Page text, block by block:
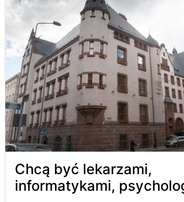
Chcą być lekarzami,
informatykami,